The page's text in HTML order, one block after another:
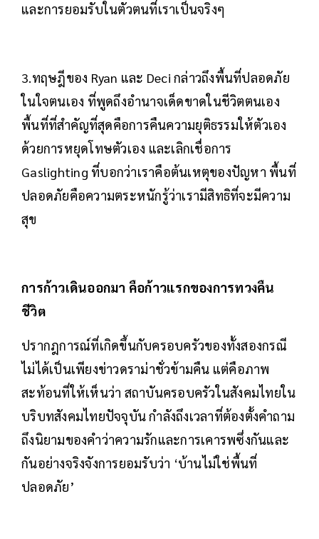
และการยอมรับในตัวตนที่เราเป็นจริงๆ
3.ทฤษฎีของ Ryan และ Deci กล่าวถึงพื้นที่ปลอดภัย
ในใจตนเอง ที่พูดถึงอำนาจเด็ดขาดในชีวิตตนเอง
พื้นที่ที่สำคัญที่สุดคือการคืนความยุติธรรมให้ตัวเอง
ด้วยการหยุดโทษตัวเอง และเลิกเชื่อการ
Gaslighting ที่บอกว่าเราคือต้นเหตุของปัญหา พื้นที่
ปลอดภัยคือความตระหนักรู้ว่าเรามีสิทธิที่จะมีความ
สุข
การก้าวเดินออกมา คือก้าวแรกของการทวงคืน
ชีวิต
ปรากฎการณ์ที่เกิดขึ้นกับครอบครัวของทั้งสองกรณี
ไม่ได้เป็นเพียงข่าวดราม่าชั่วข้ามคืน แต่คือภาพ
สะท้อนที่ให้เห็นว่า สถาบันครอบครัวในสังคมไทยใน
บริบทสังคมไทยปัจจุบัน กำลังถึงเวลาที่ต้องตั้งคำถาม
ถึงนิยามของคำว่าความรักและการเคารพซึ่งกันและ
กันอย่างจริงจังการยอมรับว่า ‘บ้านไม่ใช่พื้นที่
ปลอดภัย’